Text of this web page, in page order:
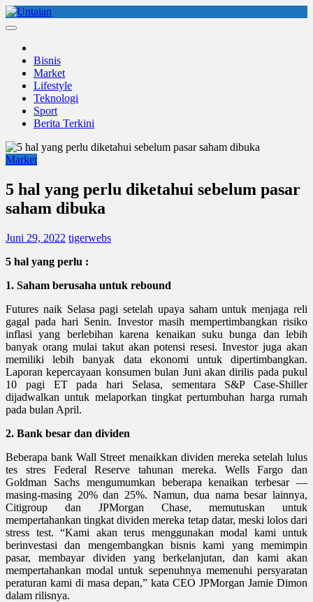
Skip
to
Bisnis
Market
Lifestyle
Teknologi
Sport
Berita Terkini
Market
5 hal yang perlu diketahui sebelum pasar
saham dibuka
Juni 29, 2022 tigerwebs
5 hal yang perlu :
1. Saham berusaha untuk rebound
Futures naik Selasa pagi setelah upaya saham untuk menjaga reli
gagal pada hari Senin. Investor masih mempertimbangkan risiko
inflasi yang berlebihan karena kenaikan suku bunga dan lebih
banyak orang mulai takut akan potensi resesi. Investor juga akan
memiliki lebih banyak data ekonomi untuk dipertimbangkan.
Laporan kepercayaan konsumen bulan Juni akan dirilis pada pukul
10 pagi ET pada hari Selasa, sementara S&P Case-Shiller
dijadwalkan untuk melaporkan tingkat pertumbuhan harga rumah
pada bulan April.
2. Bank besar dan dividen
Beberapa bank Wall Street menaikkan dividen mereka setelah lulus
tes stres Federal Reserve tahunan mereka. Wells Fargo dan
Goldman Sachs mengumumkan beberapa kenaikan terbesar —
masing-masing 20% dan 25%. Namun, dua nama besar lainnya,
Citigroup dan JPMorgan Chase, memutuskan untuk
mempertahankan tingkat dividen mereka tetap datar, meski lolos dari
stress test. “Kami akan terus menggunakan modal kami untuk
berinvestasi dan mengembangkan bisnis kami yang memimpin
pasar, membayar dividen yang berkelanjutan, dan kami akan
mempertahankan modal untuk sepenuhnya memenuhi persyaratan
peraturan kami di masa depan,” kata CEO JPMorgan Jamie Dimon
dalam rilisnya.